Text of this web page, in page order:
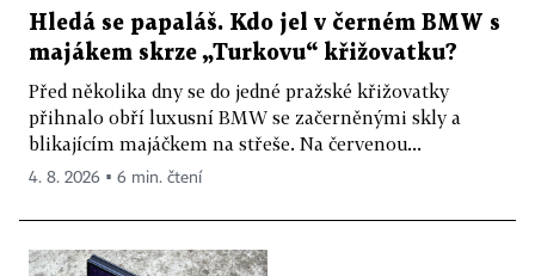
Hledá se papaláš. Kdo jel v černém BMW s
majákem skrze „Turkovu“ křižovatku?
Před několika dny se do jedné pražské křižovatky
přihnalo obří luxusní BMW se začerněnými skly a
blikajícím majáčkem na střeše. Na červenou...
4. 8. 2026 ▪ 6 min. čtení